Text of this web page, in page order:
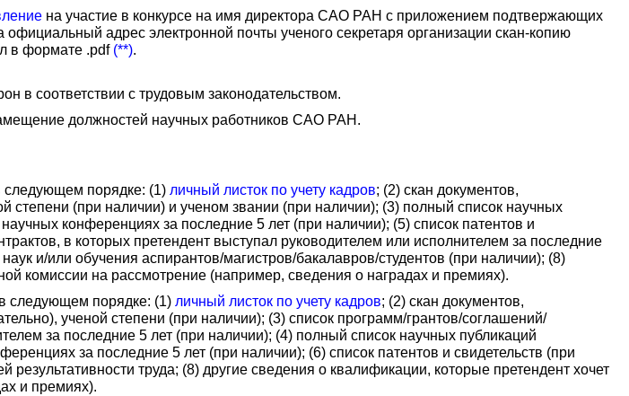
на участие в конкурсе на имя директора САО РАН с приложением подтвержающих
адрес электронной почты ученого секретаря организации скан-копию
в формате .pdf (**).
в соответствии с трудовым законодательством.
должностей научных работников САО РАН.
порядке: (1) личный листок по учету кадров; (2) скан документов,
(при наличии) и ученом звании (при наличии); (3) полный список научных
конференциях за последние 5 лет (при наличии); (5) список патентов и
в которых претендент выступал руководителем или исполнителем за последние
и/или обучения аспирантов/магистров/бакалавров/студентов (при наличии); (8)
комиссии на рассмотрение (например, сведения о наградах и премиях).
следующем порядке: (1) личный листок по учету кадров; (2) скан документов,
ученой степени (при наличии); (3) список программ/грантов/соглашений/
за последние 5 лет (при наличии); (4) полный список научных публикаций
за последние 5 лет (при наличии); (6) список патентов и свидетельств (при
труда; (8) другие сведения о квалификации, которые претендент хочет
и премиях).